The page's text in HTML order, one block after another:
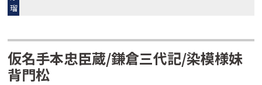
瑠
璃
仮名手本忠臣蔵/鎌倉三代記/染模様妹
背門松